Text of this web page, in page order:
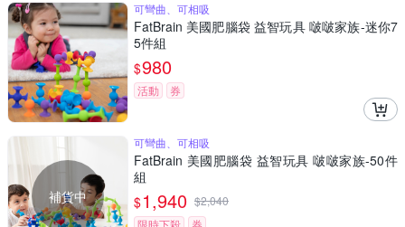
可彎曲、可相吸
FatBrain 美國肥腦袋 益智玩具 啵啵家族-迷你7
5件組
$980
活動 券
補貨中
可彎曲、可相吸
FatBrain 美國肥腦袋 益智玩具 啵啵家族-50件
組
$1,940 $2,040